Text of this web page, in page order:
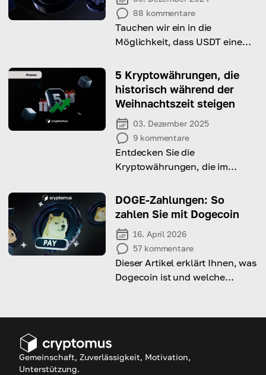
88 kommentare
Tauchen wir ein in die
Möglichkeit, dass USDT eine
betrachten Sie dessen
Potenzial, Risiken und
Nutzungsmöglichkeiten
5 Kryptowährungen, die
historisch während der
Weihnachtszeit steigen
03. Dezember 2025
9 kommentare
Entdecken Sie die
Kryptowährungen, die im
und erfahren Sie, welche
Faktoren ihre saisonalen
DOGE-Zahlungen: So
zahlen Sie mit Dogecoin
16. April 2026
57 kommentare
Dieser Artikel erklärt Ihnen, was
Dogecoin ist und welche
Gemeinschaft, Zuverlässigkeit, Motivation,
Unterstützung.